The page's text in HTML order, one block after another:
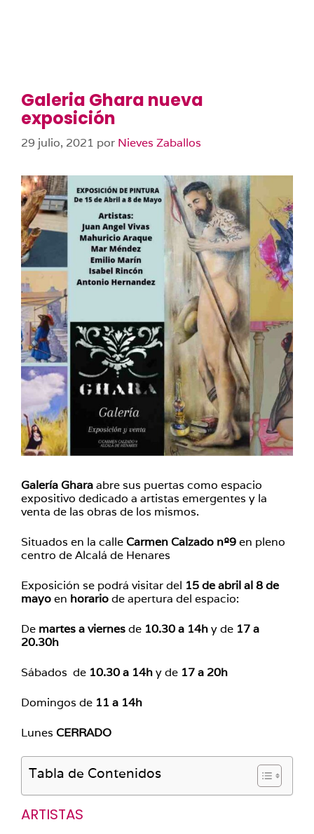
Galeria Ghara nueva
exposición
29 julio, 2021 por Nieves Zaballos
Galería Gharaabre sus puertas como espacio
expositivo dedicado a artistas emergentes y la
venta de las obras de los mismos.
Situados en la calle Carmen Calzado nº9en pleno
centro de Alcalá de Henares
Exposición se podrá visitar del 15 de abril al 8 de
mayoen horariode apertura del espacio:
De martes a viernesde 10.30 a 14hy de 17 a
20.30h
Sábados de 10.30 a 14hy de 17 a 20h
Domingos de 11 a 14h
Lunes CERRADO
Tabla de Contenidos
ARTISTAS